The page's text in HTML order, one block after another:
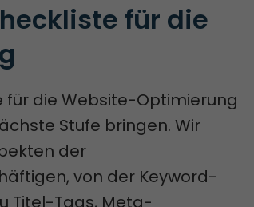
für die
für die Website-Optimierung
Stufe bringen. Wir
der
von der Keyword-
Titel-Tags, Meta-